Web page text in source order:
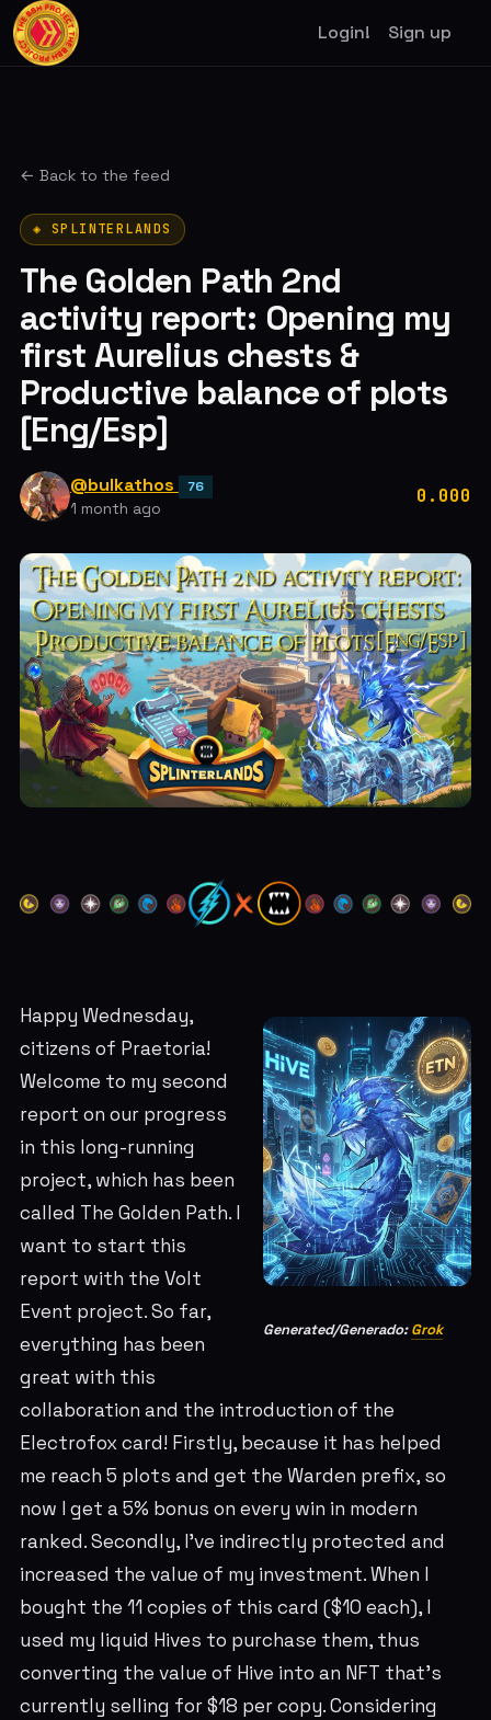
Login! Sign up
← Back to the feed
◈ SPLINTERLANDS
The Golden Path 2nd
activity report: Opening my
first Aurelius chests &
Productive balance of plots
[Eng/Esp]
@bulkathos 76
1 month ago
0.000
Generated/Generado:Grok
Happy Wednesday,
citizens of Praetoria!
Welcome to my second
report on our progress
in this long-running
project, which has been
called The Golden Path. I
want to start this
report with the Volt
Event project. So far,
everything has been
great with this
collaboration and the introduction of the
Electrofox card! Firstly, because it has helped
me reach 5 plots and get the Warden prefix, so
now I get a 5% bonus on every win in modern
ranked. Secondly, I've indirectly protected and
increased the value of my investment. When I
bought the 11 copies of this card ($10 each), I
used my liquid Hives to purchase them, thus
converting the value of Hive into an NFT that's
currently selling for $18 per copy. Considering